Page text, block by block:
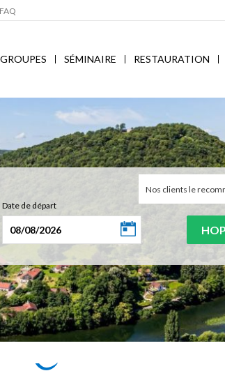
FAQ
GROUPES SÉMINAIRE RESTAURATION
Nos clients le
Date de départ